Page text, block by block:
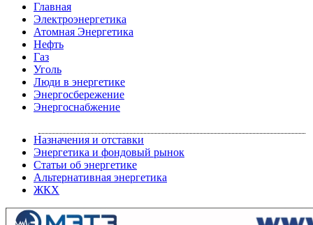
Главная
Электроэнергетика
Атомная Энергетика
Нефть
Газ
Уголь
Люди в энергетике
Энергосбережение
Энергоснабжение
Назначения и отставки
Энергетика и фондовый рынок
Статьи об энергетике
Альтернативная энергетика
ЖКХ